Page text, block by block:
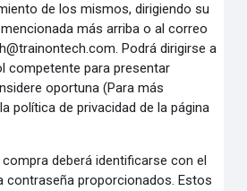
de los mismos, dirigiendo su
más arriba o al correo
Podrá dirigirse a
competente para presentar
oportuna (Para más
política de privacidad de lapágina
deberá identificarse con el
contraseñaproporcionados. Estos